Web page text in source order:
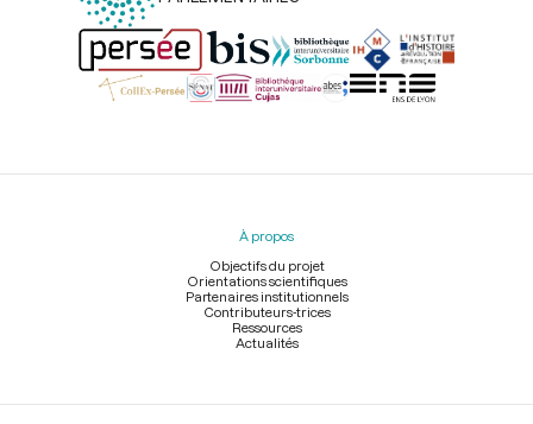
Menu
À propos
Objectifs du projet
Orientations scientifiques
Partenaires institutionnels
Contributeurs-trices
Ressources
Actualités